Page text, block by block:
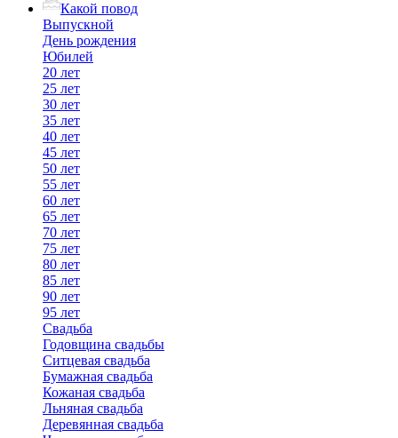
Какой повод
Выпускной
День рождения
Юбилей
20 лет
25 лет
30 лет
35 лет
40 лет
45 лет
50 лет
55 лет
60 лет
65 лет
70 лет
75 лет
80 лет
85 лет
90 лет
95 лет
Свадьба
Годовщина свадьбы
Ситцевая свадьба
Бумажная свадьба
Кожаная свадьба
Льняная свадьба
Деревянная свадьба